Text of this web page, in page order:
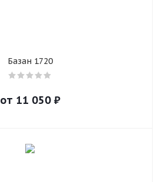
Базан 1720
от 11 050₽